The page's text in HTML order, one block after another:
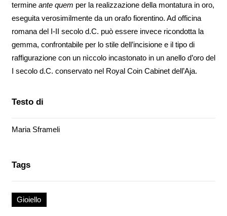
termine ante quem per la realizzazione della montatura in oro,
eseguita verosimilmente da un orafo fiorentino. Ad officina
romana del I-II secolo d.C. può essere invece ricondotta la
gemma, confrontabile per lo stile dell’incisione e il tipo di
raffigurazione con un nìccolo incastonato in un anello d’oro del
I secolo d.C. conservato nel Royal Coin Cabinet dell’Aja.
Testo di
Maria Sframeli
Tags
Gioiello